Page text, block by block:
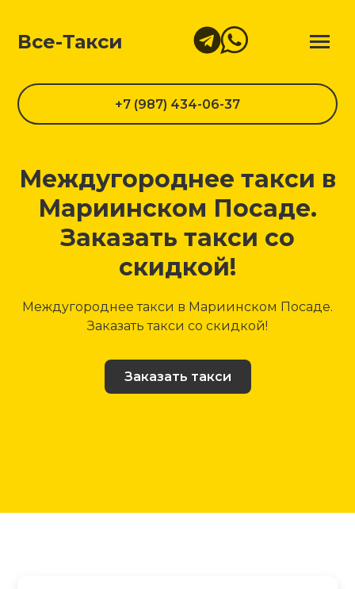
Все-Такси
+7 (987) 434-06-37
Междугороднее такси в
Мариинском Посаде.
Заказать такси со
скидкой!
Междугороднее такси в Мариинском Посаде.
Заказать такси со скидкой!
Заказать такси